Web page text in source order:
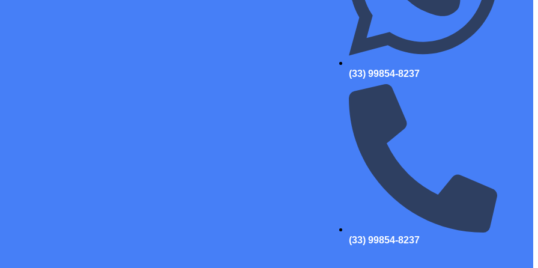
(33) 99854-8237
(33) 99854-8237